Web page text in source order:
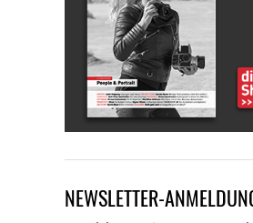
NEWSLETTER-